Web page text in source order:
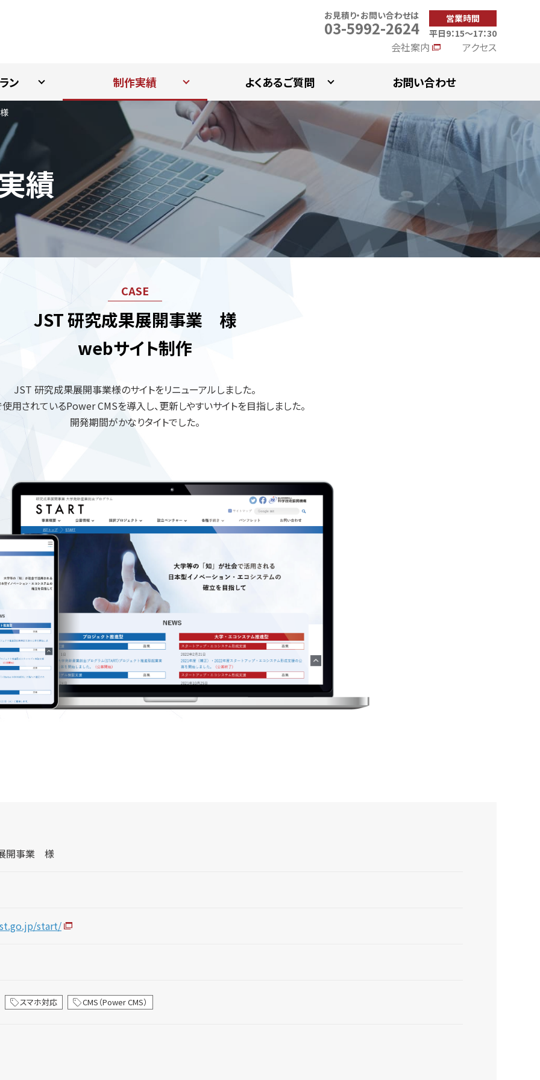
ン 制作実績 よくあるご質問 お問い合わせ
会社案内 アクセス
お見積り・お問い合わせは
03-5992-2624
営業時間
平日9：15～17：30
績
JST 研究成果展開事業 様
webサイト制作
JST 研究成果展開事業様のサイトをリニューアルしました。
用されているPower CMSを導入し、更新しやすいサイトを目指しました。
開発期間がかなりタイトでした。
開事業 様
start/
スマホ対応 CMS（Power CMS）